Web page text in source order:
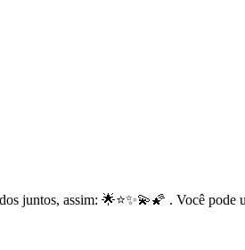
juntos, assim: 🌟⭐✨💫🌠 . Você pode